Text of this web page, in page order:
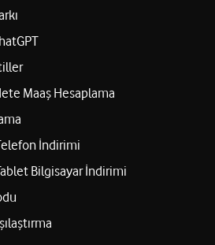
Maaş Hesaplama
İndirimi
Bilgisayar İndirimi